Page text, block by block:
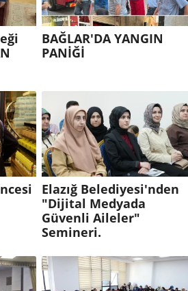
BAĞLAR'DA YANGIN
PANİĞİ
Elazığ Belediyesi'nden
"Dijital Medyada
Güvenli Aileler"
Semineri.